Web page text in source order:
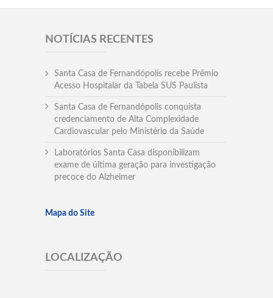
NOTÍCIAS RECENTES
Santa Casa de Fernandópolis recebe Prêmio
Acesso Hospitalar da Tabela SUS Paulista
Santa Casa de Fernandópolis conquista
credenciamento de Alta Complexidade
Cardiovascular pelo Ministério da Saúde
Laboratórios Santa Casa disponibilizam
exame de última geração para investigação
precoce do Alzheimer
Mapa do Site
LOCALIZAÇÃO